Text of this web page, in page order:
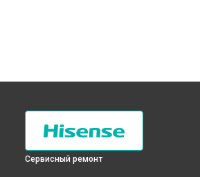
Сервисный ремонт